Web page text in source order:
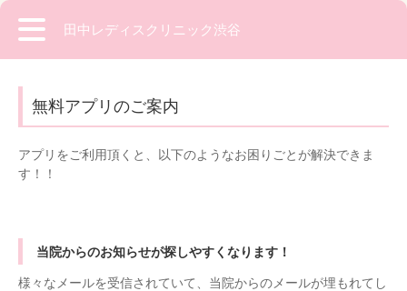
田中レディスクリニック渋谷
無料アプリのご案内
アプリをご利用頂くと、以下のようなお困りごとが解決できま
す！！
当院からのお知らせが探しやすくなります！
様々なメールを受信されていて、当院からのメールが埋もれてし